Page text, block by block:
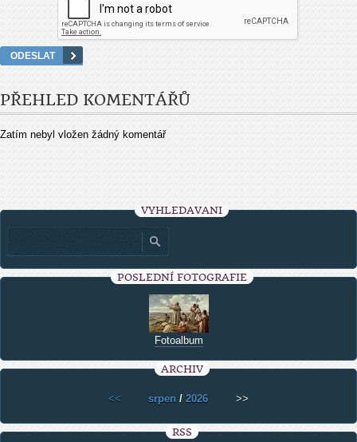
PŘEHLED KOMENTÁŘŮ
Zatím nebyl vložen žádný komentář
VYHLEDÁVÁNÍ
POSLEDNÍ FOTOGRAFIE
Fotoalbum
ARCHIV
<< srpen / 2026 >>
RSS